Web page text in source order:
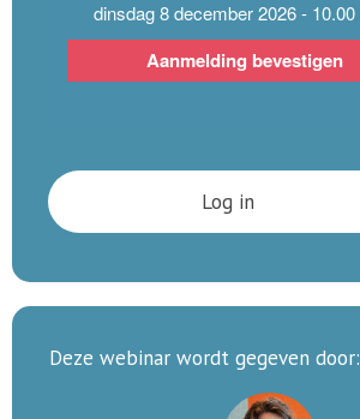
Log in
Deze webinar wordt gegeven door: